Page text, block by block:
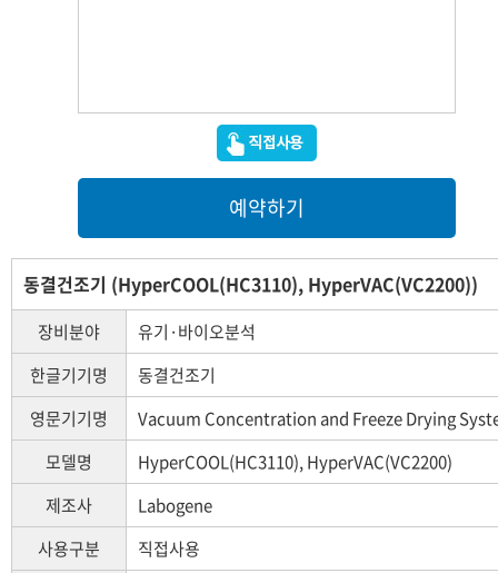
예약하기
동결건조기 (HyperCOOL(HC3110), HyperVAC(VC2200))
장비분야
유기·바이오분석
한글기기명
동결건조기
영문기기명
Vacuum Concentration and Freeze Drying
모델명
HyperCOOL(HC3110), HyperVAC(VC2200)
제조사
Labogene
사용구분
직접사용